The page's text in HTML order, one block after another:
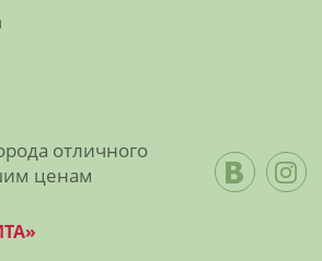
отличного
ценам